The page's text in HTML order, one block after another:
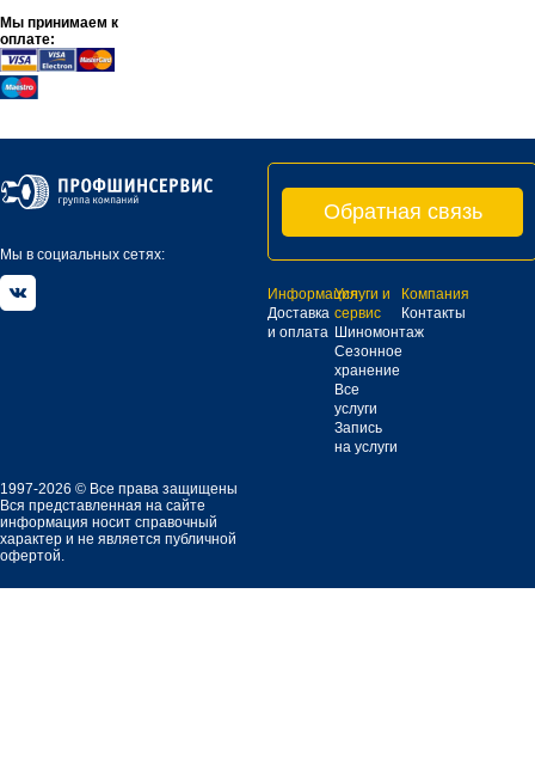
Мы принимаем к
оплате:
Мы в социальных сетях:
Обратная связь
Информация
Доставка
и оплата
Услуги и
сервис
Шиномонтаж
Сезонное
хранение
Все
услуги
Запись
на услуги
Компания
Контакты
1997-2026 © Все права защищены
Вся представленная на сайте
информация носит справочный
характер и не является публичной
офертой.